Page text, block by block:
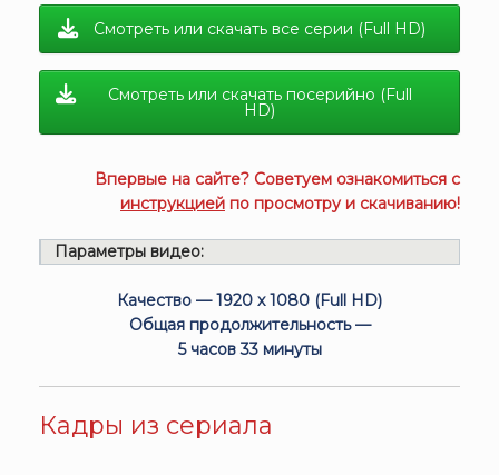
Смотреть или скачать все серии (Full HD)
Смотреть или скачать посерийно (Full
HD)
Впервые на сайте? Советуем ознакомиться с
инструкцией по просмотру и скачиванию!
Параметры видео:
Качество — 1920 x 1080 (Full HD)
Общая продолжительность —
5 часов 33 минуты
Кадры из сериала